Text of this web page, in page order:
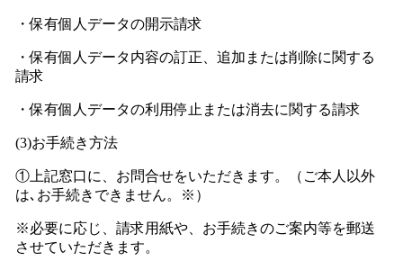
・保有個人データの開示請求
・保有個人データ内容の訂正、追加または削除に関する
請求
・保有個人データの利用停止または消去に関する請求
(3)お手続き方法
①上記窓口に、お問合せをいただきます。（ご本人以外
は､お手続きできません。※）
※必要に応じ、請求用紙や、お手続きのご案内等を郵送
させていただきます。